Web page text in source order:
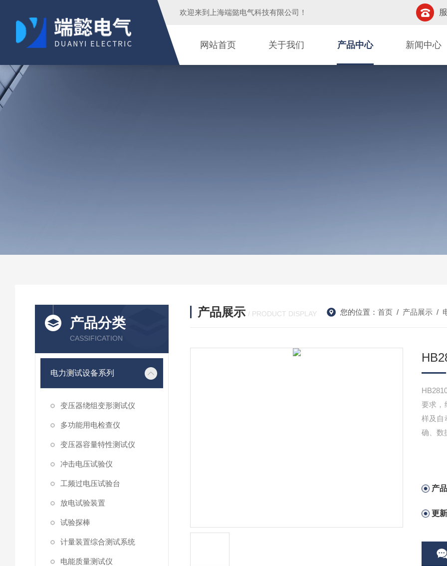
欢迎来到 上海端懿电气科技有限公司 ！
网站首页 关于我们 产品中心 新闻中心
产品分类
CASSIFICATION
电力测试设备系列
变压器绕组变形测试仪
多功能用电检查仪
变压器容量特性测试仪
冲击电压试验仪
工频过电压试验台
放电试验装置
试验探棒
计量装置综合测试系统
电能质量测试仪
产品展示 / PRODUCT DISPLAY 您的位置： 首页/ 产品展示/
要求，
样及自
确、数
产
更